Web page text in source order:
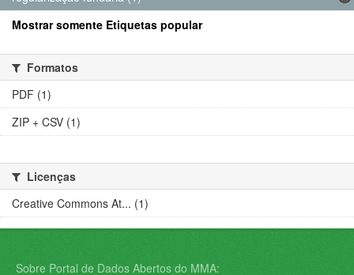
Mostrar somente Etiquetas popular
Formatos
PDF (1)
ZIP + CSV (1)
Licenças
Creative Commons At... (1)
Sobre Portal de Dados Abertos do MMA: